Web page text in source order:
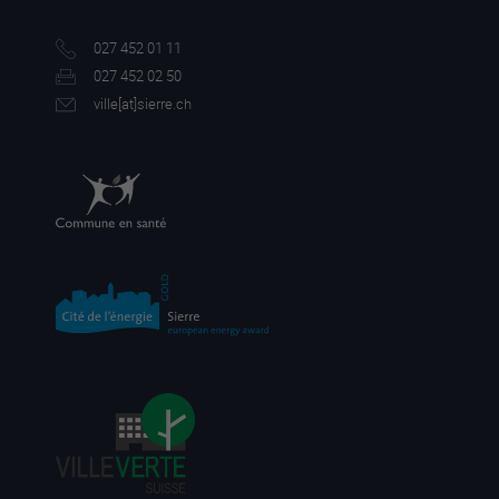
027 452 01 11
027 452 02 50
ville[at]sierre.ch